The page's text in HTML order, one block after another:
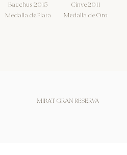
Bacchus 2015
Medalla de Plata
Cinve 2011
Medalla de Oro
MIRAT GRAN RESERVA